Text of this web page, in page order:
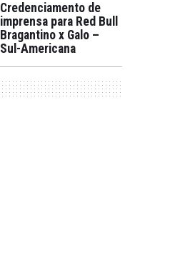
Credenciamento de
imprensa para Red Bull
Bragantino x Galo –
Sul-Americana